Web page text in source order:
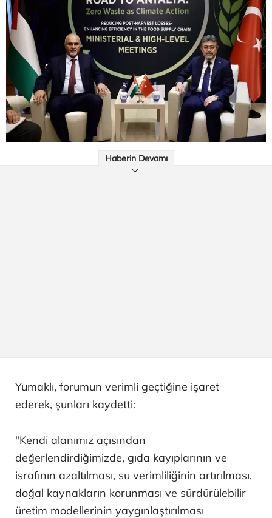
Haberin Devamı
Yumaklı, forumun verimli geçtiğine işaret
ederek, şunları kaydetti:
"Kendi alanımız açısından
değerlendirdiğimizde, gıda kayıplarının ve
israfının azaltılması, su verimliliğinin artırılması,
doğal kaynakların korunması ve sürdürülebilir
üretim modellerinin yaygınlaştırılması